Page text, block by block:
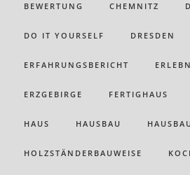
BEWERTUNG CHEMNITZ
DO IT YOURSELF DRESDEN
ERFAHRUNGSBERICHT
ERZGEBIRGE FERTIGHAUS
HAUS HAUSBAU
HOLZSTÄNDERBAUWEISE